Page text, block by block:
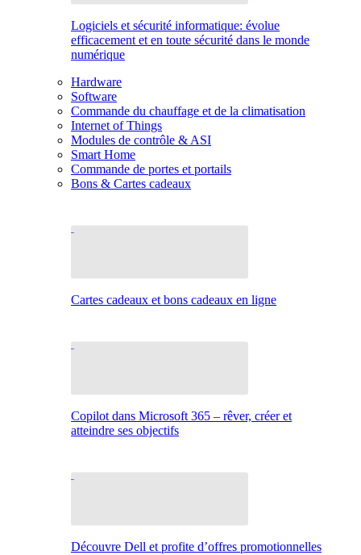
Logiciels et sécurité informatique: évolue
efficacement et en toute sécurité dans le monde
numérique
Hardware
Software
Commande du chauffage et de la climatisation
Internet of Things
Modules de contrôle & ASI
Smart Home
Commande de portes et portails
Bons & Cartes cadeaux
Cartes cadeaux et bons cadeaux en ligne
Copilot dans Microsoft 365 – rêver, créer et
atteindre ses objectifs
Découvre Dell et profite d’offres promotionnelles